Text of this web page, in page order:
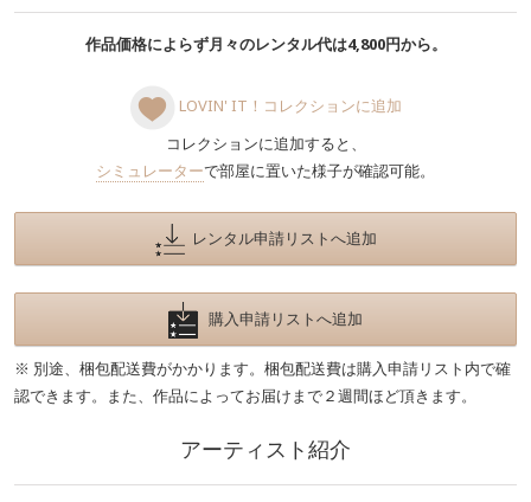
作品価格によらず月々のレンタル代は4,800円から。
LOVIN' IT！コレクションに追加
コレクションに追加すると、
シミュレーターで部屋に置いた様子が確認可能。
レンタル申請リストへ追加
購入申請リストへ追加
※ 別途、梱包配送費がかかります。梱包配送費は購入申請リスト内で確
認できます。また、作品によってお届けまで２週間ほど頂きます。
アーティスト紹介